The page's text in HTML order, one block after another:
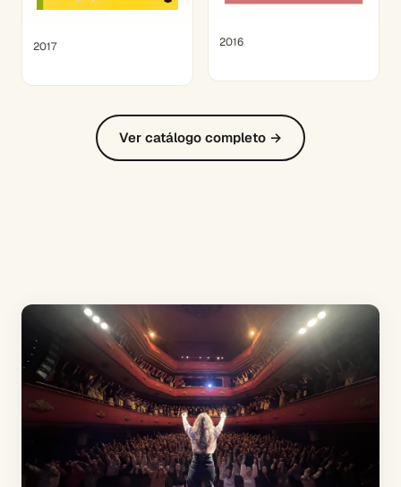
2017 2016
Ver catálogo completo →